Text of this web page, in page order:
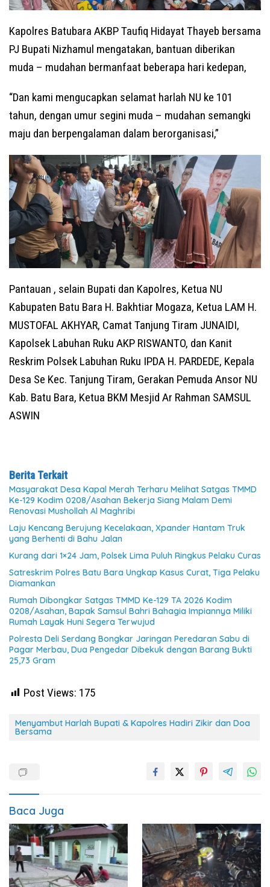
Kapolres Batubara AKBP Taufiq Hidayat Thayeb bersama
PJ Bupati Nizhamul mengatakan, bantuan diberikan
muda – mudahan bermanfaat beberapa hari kedepan,
“Dan kami mengucapkan selamat harlah NU ke 101
tahun, dengan umur segini muda – mudahan semangki
maju dan berpengalaman dalam berorganisasi,”
Pantauan , selain Bupati dan Kapolres, Ketua NU
Kabupaten Batu Bara H. Bakhtiar Mogaza, Ketua LAM H.
MUSTOFAL AKHYAR, Camat Tanjung Tiram JUNAIDI,
Kapolsek Labuhan Ruku AKP RISWANTO, dan Kanit
Reskrim Polsek Labuhan Ruku IPDA H. PARDEDE, Kepala
Desa Se Kec. Tanjung Tiram, Gerakan Pemuda Ansor NU
Kab. Batu Bara, Ketua BKM Mesjid Ar Rahman SAMSUL
ASWIN
Berita Terkait
Masyarakat Desa Kapal Merah Terharu Melihat Satgas TMMD
Ke-129 Kodim 0208/Asahan Bekerja Siang Malam Demi
Renovasi Mushollah Al Maghribi
Laju Kencang Berujung Kecelakaan, Xpander Hantam Truk
yang Berhenti di Bahu Jalan
Kurang dari 1×24 Jam, Polsek Lima Puluh Ringkus Pelaku Curas
Satreskrim Polres Batu Bara Ungkap Kasus Curat, Tiga Pelaku
Diamankan
Rumah Dibongkar Satgas TMMD Ke-129 TA 2026 Kodim
0208/Asahan, Bapak Samsul Bahri Bahagia Impiannya Miliki
Rumah Layak Huni Segera Terwujud
Polresta Deli Serdang Bongkar Jaringan Peredaran Sabu di
Pagar Merbau, Dua Pengedar Dibekuk dengan Barang Bukti
25,73 Gram
Post Views: 175
Menyambut Harlah Bupati & Kapolres Hadiri Zikir dan Doa
Bersama
Baca Juga